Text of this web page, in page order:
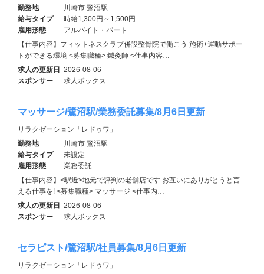
勤務地
川崎市 鷺沼駅
給与タイプ
時給1,300円～1,500円
雇用形態
アルバイト・パート
【仕事内容】フィットネスクラブ併設整骨院で働こう 施術+運動サポー
トができる環境 <募集職種> 鍼灸師 <仕事内容…
求人の更新日 2026-08-06
スポンサー
求人ボックス
マッサージ/鷺沼駅/業務委託募集/8月6日更新
リラクゼーション「レドゥワ」
勤務地
川崎市 鷺沼駅
給与タイプ
未設定
雇用形態
業務委託
【仕事内容】<駅近>地元で評判の老舗店です お互いにありがとうと言
える仕事を! <募集職種> マッサージ <仕事内…
求人の更新日 2026-08-06
スポンサー
求人ボックス
セラピスト/鷺沼駅/社員募集/8月6日更新
リラクゼーション「レドゥワ」